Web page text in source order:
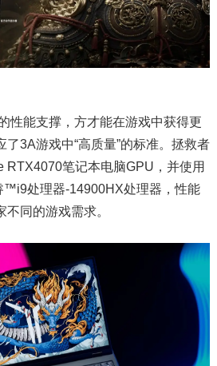
性能支撑，方才能在游戏中获得更
3A游戏中“高质量”的标准。拯救者
RTX4070笔记本电脑GPU，并使用
™i9处理器-14900HX处理器，性能
同的游戏需求。